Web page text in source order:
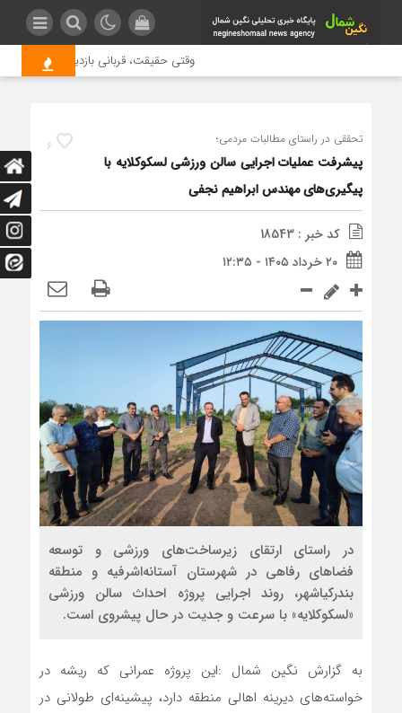
وقتی حقیقت، قربانی بازدید بیشتر می
6 تحققی در راستای مطالبات مردمی؛
پیشرفت عملیات اجرایی سالن ورزشی لسکوکلایه با
پیگیری‌های مهندس ابراهیم نجفی
کد خبر : 18543
۲۰ خرداد ۱۴۰۵ - ۱۲:۳۵
در راستای ارتقای زیرساخت‌های ورزشی و توسعه
فضاهای رفاهی در شهرستان آستانه‌اشرفیه و منطقه
بندرکیاشهر، روند اجرایی پروژه احداث سالن ورزشی
«لسکوکلایه» با سرعت و جدیت در حال پیشروی است.
به گزارش نگین شمال :این پروژه عمرانی که ریشه در
خواسته‌های دیرینه اهالی منطقه دارد، پیشینه‌ای طولانی در